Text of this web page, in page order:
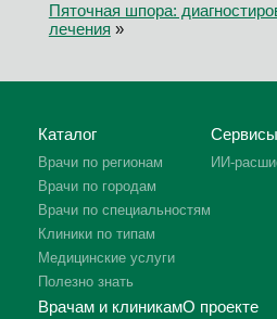
Пяточная шпора:
лечения »
Каталог
Врачи по регионам
Врачи по городам
Врачи по специальностям
Клиники по типам
Медицинские услуги
Полезно знать
Сервисы
ИИ-
Врачам и клиникамО проекте